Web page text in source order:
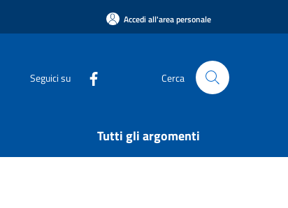
Accedi all'area personale
Seguici su Cerca
Tutti gli argomenti